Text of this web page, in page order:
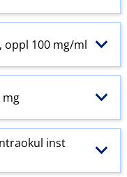
oppl 100 mg/ml
mg
inst